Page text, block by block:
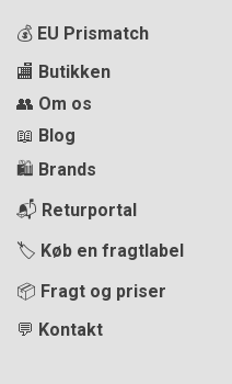
💰 EU Prismatch
🏬 Butikken
👥 Om os
📖 Blog
🛍️ Brands
📬 Returportal
🏷️ Køb en fragtlabel
📦 Fragt og priser
💬 Kontakt